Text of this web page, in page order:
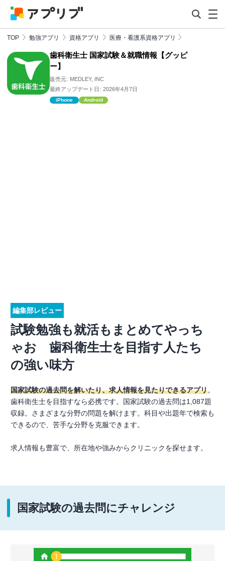
TOP 勉強アプリ 資格アプリ 医療・看護系資格アプリ
歯科衛生士 国家試験＆就職情報【グッピ
ー】
販売元: MEDLEY, INC
最終アップデート日: 2026年4月7日
iPhone Android
編集部レビュー
試験勉強も就活もまとめてやっち
ゃお 歯科衛生士を目指す人たち
の強い味方
国家試験の過去問を解いたり、求人情報を見たりできるアプリ。
歯科衛生士を目指すなら必携です。国家試験の過去問は1,087題
収録。さまざまな分野の問題を解けます。科目や出題年で検索も
できるので、苦手な分野を克服できます。
求人情報も豊富で、所在地や強みからクリニックを探せます。
国家試験の過去問にチャレンジ